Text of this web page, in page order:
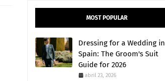
MOST POPULAR
Dressing for a Wedding in
Spain: The Groom's Suit
Guide for 2026
abril 23, 2026